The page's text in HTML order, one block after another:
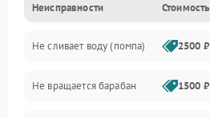
Электропитание
Водоснабжение
Слив
Неисправности Стоимость
Не сливает воду (помпа) 2500 ₽
Не вращается барабан 1500 ₽